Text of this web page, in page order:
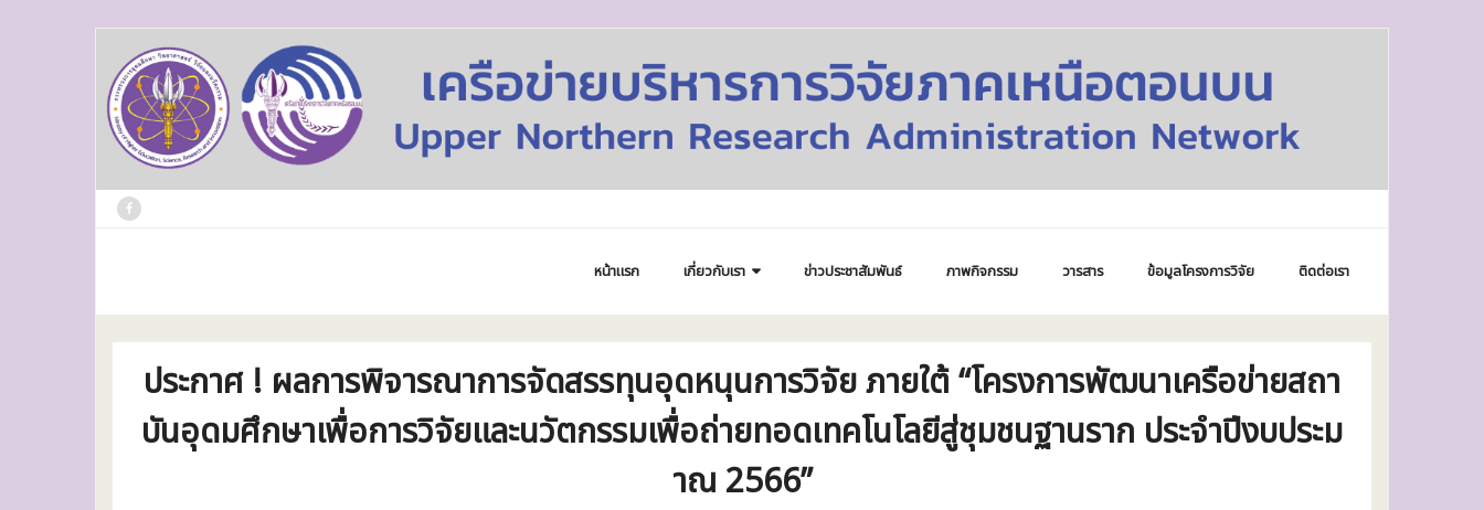
content
หน้าแรก เกี่ยวกับเรา ข่าวประชาสัมพันธ์ ภาพกิจกรรม วารสาร ข้อมูลโครงการวิจัย ติดต่อเรา
ประกาศ ! ผลการพิจารณาการจัดสรรทุนอุดหนุนการวิจัย ภายใต้ “โครงการพัฒนาเครือข่ายสถา
บันอุดมศึกษาเพื่อการวิจัยและนวัตกรรมเพื่อถ่ายทอดเทคโนโลยีสู่ชุมชนฐานราก ประจำปีงบประม
าณ 2566”